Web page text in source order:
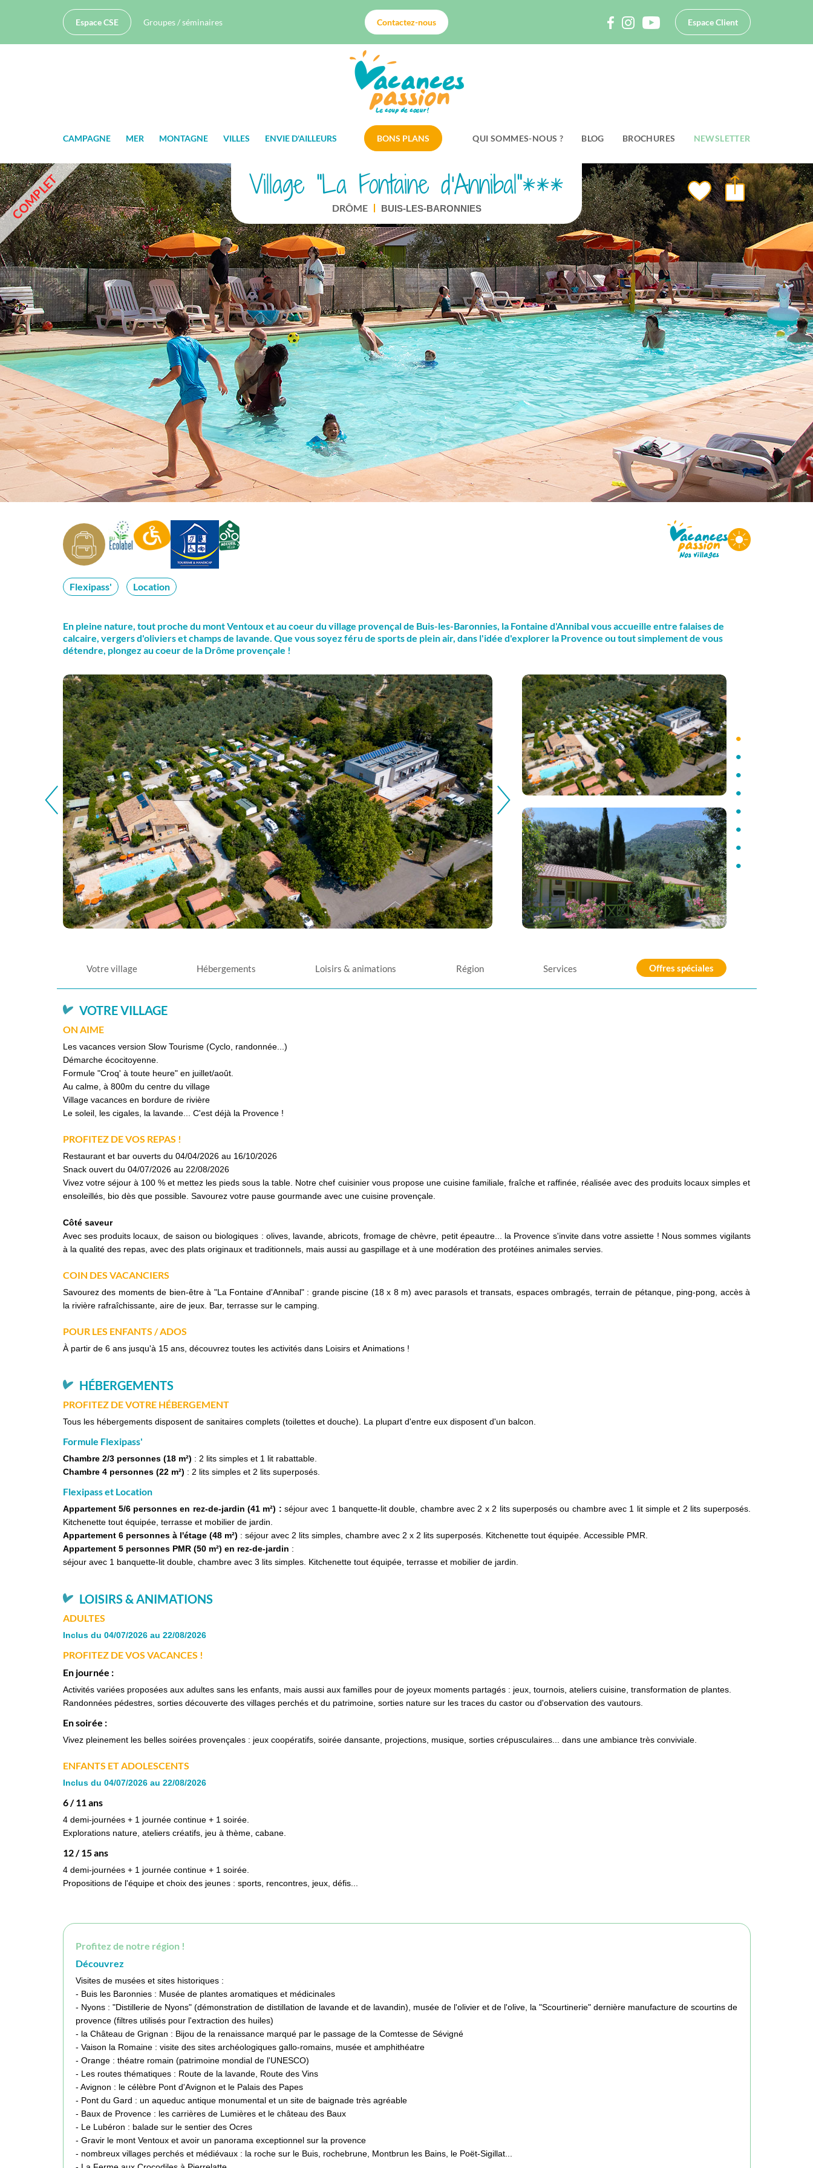
Espace CSE Groupes / séminaires Contactez-nous Espace Client
CAMPAGNE MER MONTAGNE VILLES ENVIE D'AILLEURS BONS PLANS QUI SOMMES-NOUS ? BLOG BROCHURES NEWSLETTER
COMPLET Village "La Fontaine d'Annibal"***
DRÔME BUIS-LES-BARONNIES
Flexipass' Location
En pleine nature, tout proche du mont Ventoux et au coeur du village provençal de Buis-les-Baronnies, la Fontaine d'Annibal vous accueille entre falaises de
calcaire, vergers d'oliviers et champs de lavande. Que vous soyez féru de sports de plein air, dans l'idée d'explorer la Provence ou tout simplement de vous
détendre, plongez au coeur de la Drôme provençale !
•
•
•
•
•
•
•
•
Votre village Hébergements Loisirs & animations Région Services Offres spéciales
VOTRE VILLAGE
ON AIME
Les vacances version Slow Tourisme (Cyclo, randonnée...)
Démarche écocitoyenne.
Formule "Croq' à toute heure" en juillet/août.
Au calme, à 800m du centre du village
Village vacances en bordure de rivière
Le soleil, les cigales, la lavande... C'est déjà la Provence !
PROFITEZ DE VOS REPAS !
Restaurant et bar ouverts du 04/04/2026 au 16/10/2026
Snack ouvert du 04/07/2026 au 22/08/2026
Vivez votre séjour à 100 % et mettez les pieds sous la table. Notre chef cuisinier vous propose une cuisine familiale, fraîche et raffinée, réalisée avec des produits locaux simples et
ensoleillés, bio dès que possible. Savourez votre pause gourmande avec une cuisine provençale.
Côté saveur
Avec ses produits locaux, de saison ou biologiques : olives, lavande, abricots, fromage de chèvre, petit épeautre... la Provence s'invite dans votre assiette ! Nous sommes vigilants
à la qualité des repas, avec des plats originaux et traditionnels, mais aussi au gaspillage et à une modération des protéines animales servies.
COIN DES VACANCIERS
Savourez des moments de bien-être à "La Fontaine d'Annibal" : grande piscine (18 x 8 m) avec parasols et transats, espaces ombragés, terrain de pétanque, ping-pong, accès à
la rivière rafraîchissante, aire de jeux. Bar, terrasse sur le camping.
POUR LES ENFANTS / ADOS
À partir de 6 ans jusqu'à 15 ans, découvrez toutes les activités dans Loisirs et Animations !
HÉBERGEMENTS
PROFITEZ DE VOTRE HÉBERGEMENT
Tous les hébergements disposent de sanitaires complets (toilettes et douche). La plupart d'entre eux disposent d'un balcon.
Formule Flexipass'
Chambre 2/3 personnes (18 m²) : 2 lits simples et 1 lit rabattable.
Chambre 4 personnes (22 m²) : 2 lits simples et 2 lits superposés.
Flexipass et Location
Appartement 5/6 personnes en rez-de-jardin (41 m²) : séjour avec 1 banquette-lit double, chambre avec 2 x 2 lits superposés ou chambre avec 1 lit simple et 2 lits superposés.
Kitchenette tout équipée, terrasse et mobilier de jardin.
Appartement 6 personnes à l'étage (48 m²) : séjour avec 2 lits simples, chambre avec 2 x 2 lits superposés. Kitchenette tout équipée. Accessible PMR.
Appartement 5 personnes PMR (50 m²) en rez-de-jardin :
séjour avec 1 banquette-lit double, chambre avec 3 lits simples. Kitchenette tout équipée, terrasse et mobilier de jardin.
LOISIRS & ANIMATIONS
ADULTES
Inclus du 04/07/2026 au 22/08/2026
PROFITEZ DE VOS VACANCES !
En journée :
Activités variées proposées aux adultes sans les enfants, mais aussi aux familles pour de joyeux moments partagés : jeux, tournois, ateliers cuisine, transformation de plantes.
Randonnées pédestres, sorties découverte des villages perchés et du patrimoine, sorties nature sur les traces du castor ou d'observation des vautours.
En soirée :
Vivez pleinement les belles soirées provençales : jeux coopératifs, soirée dansante, projections, musique, sorties crépusculaires... dans une ambiance très conviviale.
ENFANTS ET ADOLESCENTS
Inclus du 04/07/2026 au 22/08/2026
6 / 11 ans
4 demi-journées + 1 journée continue + 1 soirée.
Explorations nature, ateliers créatifs, jeu à thème, cabane.
12 / 15 ans
4 demi-journées + 1 journée continue + 1 soirée.
Propositions de l'équipe et choix des jeunes : sports, rencontres, jeux, défis...
Profitez de notre région !
Découvrez
Visites de musées et sites historiques :
- Buis les Baronnies : Musée de plantes aromatiques et médicinales
- Nyons : "Distillerie de Nyons" (démonstration de distillation de lavande et de lavandin), musée de l'olivier et de l'olive, la "Scourtinerie" dernière manufacture de scourtins de
provence (filtres utilisés pour l'extraction des huiles)
- la Château de Grignan : Bijou de la renaissance marqué par le passage de la Comtesse de Sévigné
- Vaison la Romaine : visite des sites archéologiques gallo-romains, musée et amphithéatre
- Orange : théatre romain (patrimoine mondial de l'UNESCO)
- Les routes thématiques : Route de la lavande, Route des Vins
- Avignon : le célèbre Pont d'Avignon et le Palais des Papes
- Pont du Gard : un aqueduc antique monumental et un site de baignade très agréable
- Baux de Provence : les carrières de Lumières et le château des Baux
- Le Lubéron : balade sur le sentier des Ocres
- Gravir le mont Ventoux et avoir un panorama exceptionnel sur la provence
- nombreux villages perchés et médiévaux : la roche sur le Buis, rochebrune, Montbrun les Bains, le Poët-Sigillat...